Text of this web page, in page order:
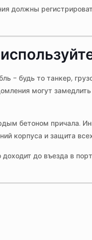
должны
- будь то танкер,
могут
бетоном причала.
корпуса и защита
доходит до въезда в